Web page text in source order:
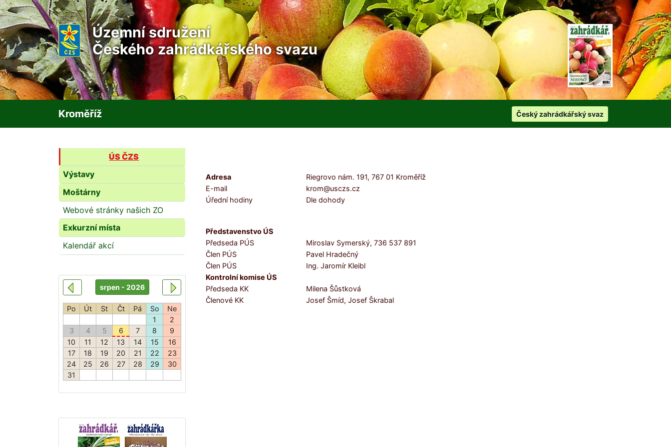
Územní sdružení
Českého zahrádkářského svazu
Kroměříž Český zahrádkářský svaz
ÚS ČZS
Výstavy
Moštárny
Webové stránky našich ZO
Exkurzní místa
Kalendář akcí
Adresa
Riegrovo nám. 191, 767 01 Kroměříž
E-mail
krom@usczs.cz
Úřední hodiny
Dle dohody
Představenstvo ÚS
Předseda PÚS
Miroslav Symerský, 736 537 891
Člen PÚS
Pavel Hradečný
Člen PÚS
Ing. Jaromír Kleibl
Kontrolní komise ÚS
Předseda KK
Milena Šůstková
Členové KK
Josef Šmíd, Josef Škrabal